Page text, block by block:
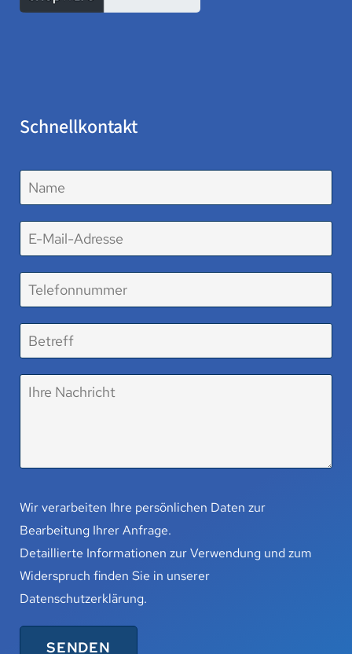
Schnellkontakt
Wir verarbeiten Ihre persönlichen Daten zur
Bearbeitung Ihrer Anfrage.
Detaillierte Informationen zur Verwendung und zum
Widerspruch finden Sie in unserer
Datenschutzerklärung.